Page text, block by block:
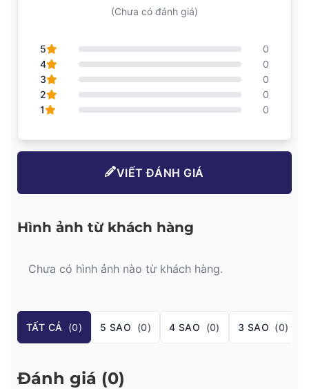
gas, khí (Tấn/h)
Metal Tube Variable Area Flowmeter AM9000 Series
Tokyo Keiso
(Chưa có đánh giá)
5
0
4
0
3
0
2
0
1
0
VIẾT ĐÁNH GIÁ
Hình ảnh từ khách hàng
Chưa có hình ảnh nào từ khách hàng.
TẤT CẢ (0) 5 SAO (0) 4 SAO (0) 3 SAO (0)
Đánh giá (0)